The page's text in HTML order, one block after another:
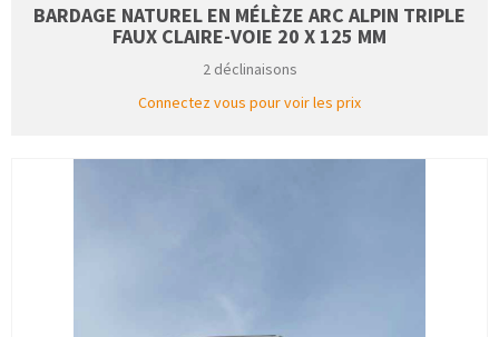
BARDAGE NATUREL EN MÉLÈZE ARC ALPIN TRIPLE
FAUX CLAIRE-VOIE 20 X 125 MM
2 déclinaisons
Connectez vous pour voir les prix